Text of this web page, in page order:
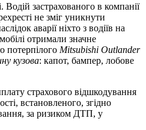
Водій застрахованого в компанії
не зміг уникнути
аварії ніхто з водіїв на
отримали значне
потерпілого Mitsubishi Outlander
кузова: капот, бампер, лобове
страхового відшкодування
встановленого, згідно
за ризиком ДТП, у